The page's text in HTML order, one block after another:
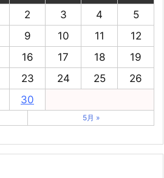
2 3 4
5
9 10 11
12
16 17 18
19
23 24 25
26
30
5月 »